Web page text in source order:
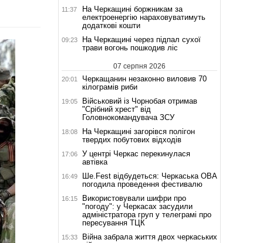
11:37
На Черкащині боржникам за
електроенергію нараховуватимуть
додаткові кошти
09:23
На Черкащині через підпал сухої
трави вогонь пошкодив ліс
07 серпня 2026
20:01
Черкащанин незаконно виловив 70
кілограмів риби
19:05
Військовий із Чорнобая отримав
"Срібний хрест" від
Головнокомандувача ЗСУ
18:08
На Черкащині загорівся полігон
твердих побутових відходів
17:06
У центрі Черкас перекинулася
автівка
16:49
Ше.Fest відбудеться: Черкаська ОВА
погодила проведення фестивалю
16:15
Використовували шифри про
"погоду": у Черкасах засудили
адміністратора груп у телеграмі про
пересування ТЦК
15:33
Війна забрала життя двох черкаських